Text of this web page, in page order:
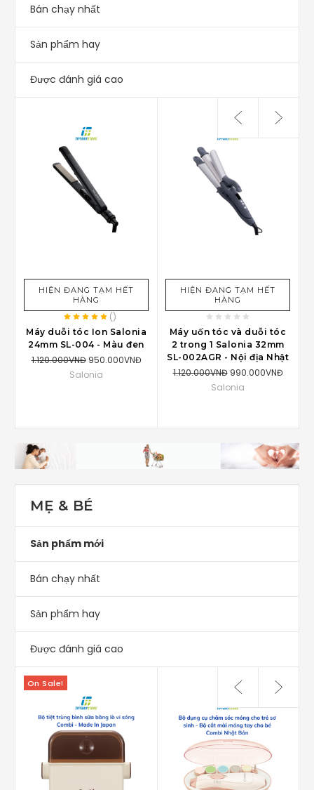
Bán chạy nhất
Sản phẩm hay
Được đánh giá cao
HIỆN ĐANG TẠM HẾT
HÀNG
()
Máy duỗi tóc Ion Salonia
24mm ‎SL-004 - Màu đen
1.120.000VNĐ 950.000VNĐ
Salonia
HIỆN ĐANG TẠM HẾT
HÀNG
Máy uốn tóc và duỗi tóc
2 trong 1 Salonia 32mm
SL-002AGR - Nội địa Nhật
1.120.000VNĐ 990.000VNĐ
Salonia
MẸ & BÉ
Sản phẩm mới
Bán chạy nhất
Sản phẩm hay
Được đánh giá cao
On Sale!